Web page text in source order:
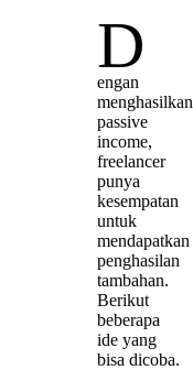
D
engan
menghasilkan
passive
income,
freelancer
punya
kesempatan
untuk
mendapatkan
penghasilan
tambahan.
Berikut
beberapa
ide yang
bisa dicoba.